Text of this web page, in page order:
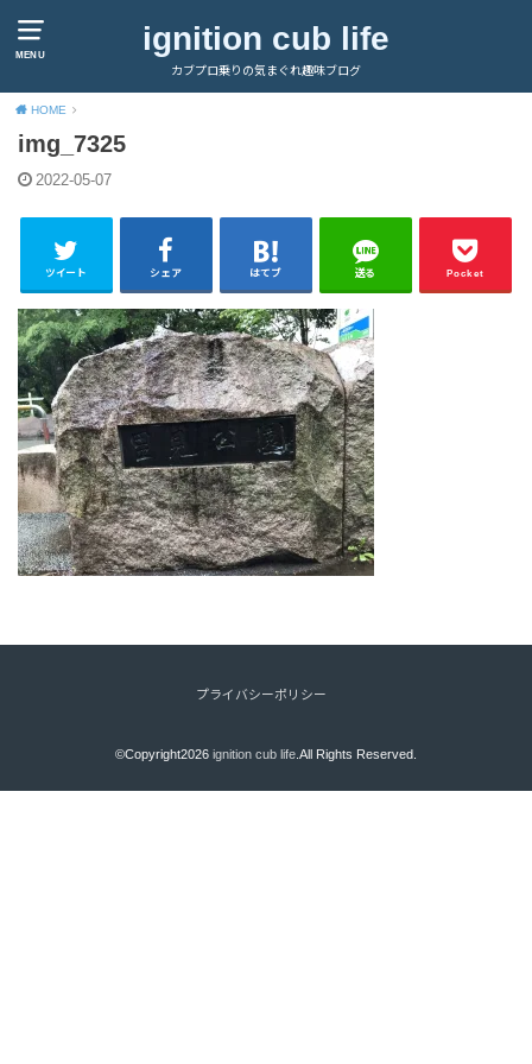
MENU ignition cub life
カブプロ乗りの気まぐれ趣味ブログ
HOME
img_7325
2022-05-07
ツイート シェア はてブ 送る Pocket
プライバシーポリシー
©Copyright2026 ignition cub life.All Rights Reserved.